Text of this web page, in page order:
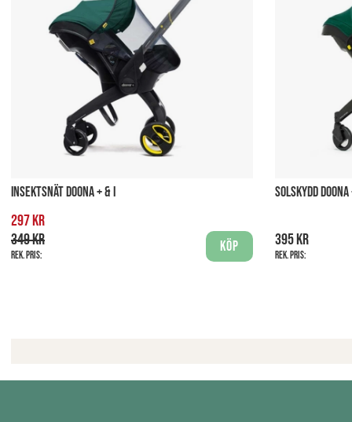
INSEKTSNÄT DOONA + & I
297 kr
349 kr
Rek. pris:
Köp
SOLSKYDD
395 kr
Rek. pris: